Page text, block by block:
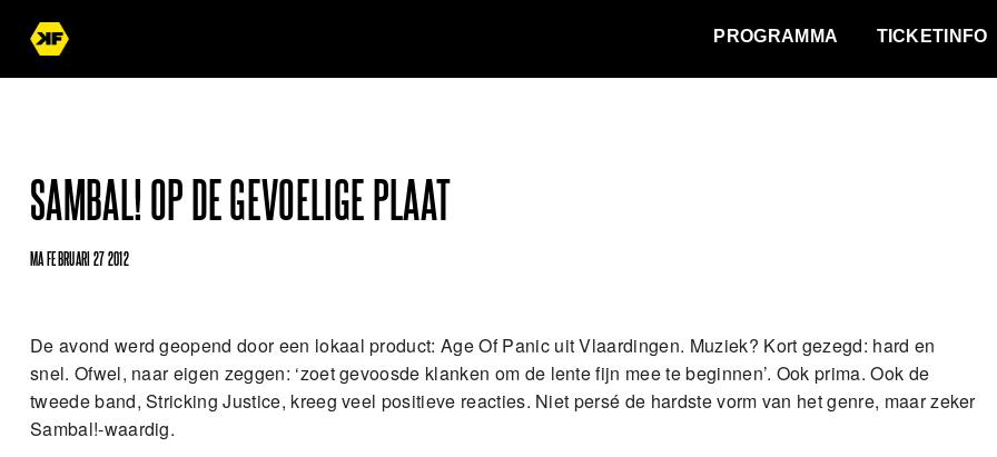
PROGRAMMA TICKETINFO
SAMBAL! OP DE GEVOELIGE PLAAT
MA FEBRUARI 27 2012
De avond werd geopend door een lokaal product: Age Of Panic uit Vlaardingen. Muziek? Kort gezegd: hard en
snel. Ofwel, naar eigen zeggen: ‘zoet gevoosde klanken om de lente fijn mee te beginnen’. Ook prima. Ook de
tweede band, Stricking Justice, kreeg veel positieve reacties. Niet persé de hardste vorm van het genre, maar zeker
Sambal!-waardig.